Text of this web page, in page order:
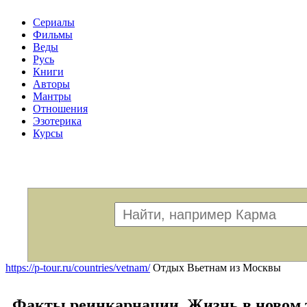
Сериалы
Фильмы
Веды
Русь
Книги
Авторы
Мантры
Отношения
Эзотерика
Курсы
https://p-tour.ru/countries/vetnam/Отдых Вьетнам из Москвы